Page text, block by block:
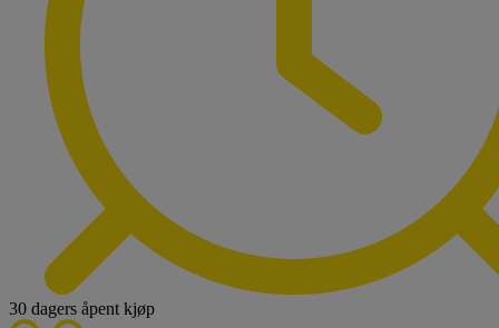
30 dagers åpent kjøp